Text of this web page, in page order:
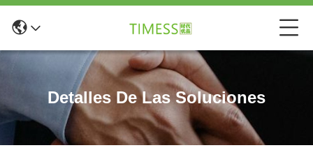
Detalles De Las Soluciones